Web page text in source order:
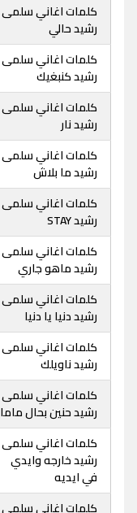
كلمات اغاني سلمى
رشيد حالي
كلمات اغاني سلمى
رشيد كنبغيك
كلمات اغاني سلمى
رشيد نار
كلمات اغاني سلمى
رشيد ما بلاش
كلمات اغاني سلمى
رشيد STAY
كلمات اغاني سلمى
رشيد ماهو جاري
كلمات اغاني سلمى
رشيد دنيا يا دنيا
كلمات اغاني سلمى
رشيد ناويلك
كلمات اغاني سلمى
رشيد حنين بحال ماما
كلمات اغاني سلمى
رشيد خارجه وايدي
في ايديه
كلمات اغاني سلمى